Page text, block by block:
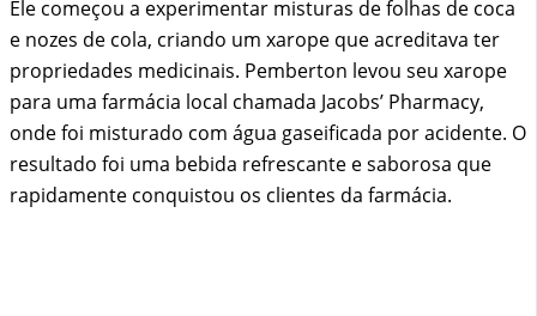
Ele começou a experimentar misturas de folhas de coca
e nozes de cola, criando um xarope que acreditava ter
propriedades medicinais. Pemberton levou seu xarope
para uma farmácia local chamada Jacobs’ Pharmacy,
onde foi misturado com água gaseificada por acidente. O
resultado foi uma bebida refrescante e saborosa que
rapidamente conquistou os clientes da farmácia.